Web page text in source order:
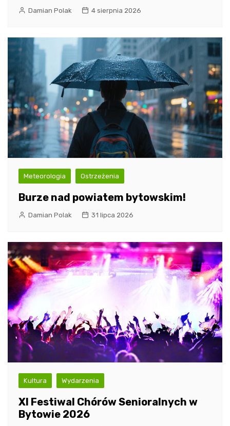
Damian Polak 4 sierpnia 2026
Meteorologia Ostrzeżenia
Burze nad powiatem bytowskim!
Damian Polak 31 lipca 2026
Kultura Wydarzenia
XI Festiwal Chórów Senioralnych w
Bytowie 2026